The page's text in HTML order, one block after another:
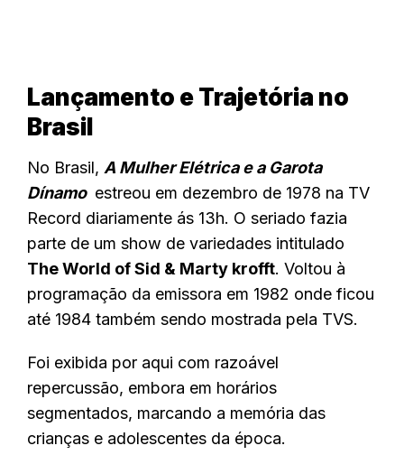
Lançamento e Trajetória no
Brasil
No Brasil, A Mulher Elétrica e a Garota
Dínamo estreou em dezembro de 1978 na TV
Record diariamente ás 13h. O seriado fazia
parte de um show de variedades intitulado
The World of Sid & Marty krofft. Voltou à
programação da emissora em 1982 onde ficou
até 1984 também sendo mostrada pela TVS.
Foi exibida por aqui com razoável
repercussão, embora em horários
segmentados, marcando a memória das
crianças e adolescentes da época.